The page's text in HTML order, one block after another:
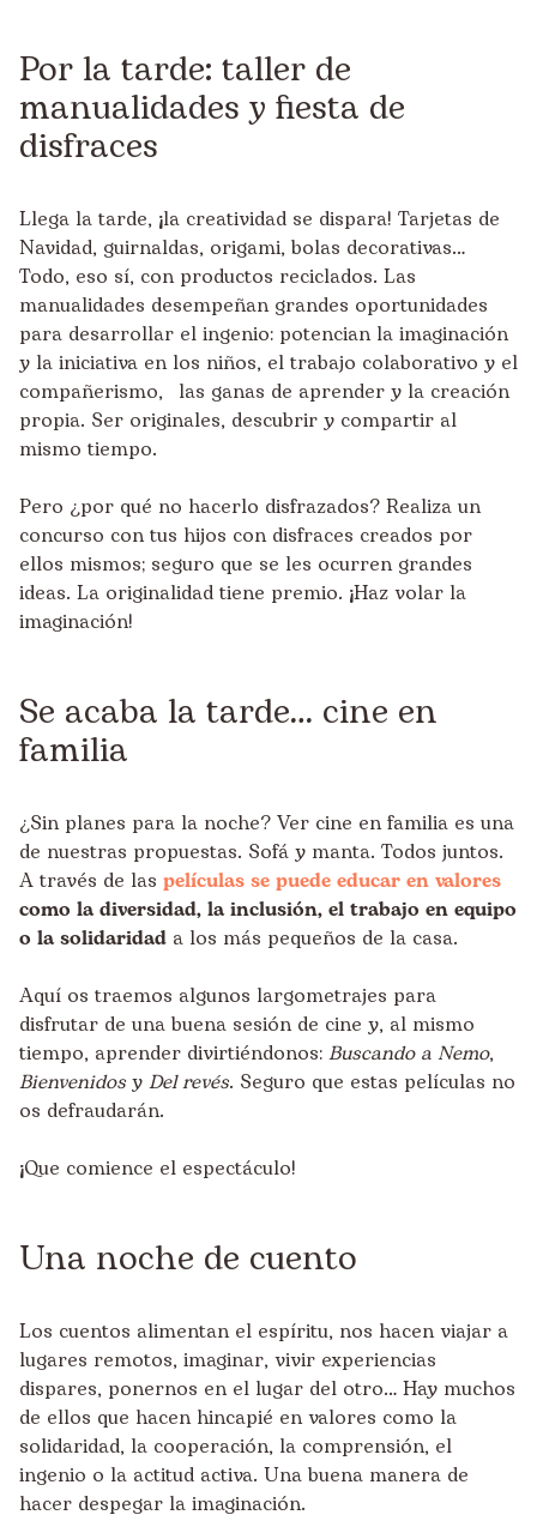
Por la tarde: taller de
manualidades y fiesta de
disfraces
Llega la tarde, ¡la creatividad se dispara! Tarjetas de
Navidad, guirnaldas, origami, bolas decorativas…
Todo, eso sí, con productos reciclados. Las
manualidades desempeñan grandes oportunidades
para desarrollar el ingenio: potencian la imaginación
y la iniciativa en los niños, el trabajo colaborativo y el
compañerismo, las ganas de aprender y la creación
propia. Ser originales, descubrir y compartir al
mismo tiempo.
Pero ¿por qué no hacerlo disfrazados? Realiza un
concurso con tus hijos con disfraces creados por
ellos mismos; seguro que se les ocurren grandes
ideas. La originalidad tiene premio. ¡Haz volar la
imaginación!
Se acaba la tarde… cine en
familia
¿Sin planes para la noche? Ver cine en familia es una
de nuestras propuestas. Sofá y manta. Todos juntos.
A través de las películas se puede educar en valores
como la diversidad, la inclusión, el trabajo en equipo
o la solidaridad a los más pequeños de la casa.
Aquí os traemos algunos largometrajes para
disfrutar de una buena sesión de cine y, al mismo
tiempo, aprender divirtiéndonos: Buscando a Nemo,
Bienvenidos y Del revés. Seguro que estas películas no
os defraudarán.
¡Que comience el espectáculo!
Una noche de cuento
Los cuentos alimentan el espíritu, nos hacen viajar a
lugares remotos, imaginar, vivir experiencias
dispares, ponernos en el lugar del otro… Hay muchos
de ellos que hacen hincapié en valores como la
solidaridad, la cooperación, la comprensión, el
ingenio o la actitud activa. Una buena manera de
hacer despegar la imaginación.